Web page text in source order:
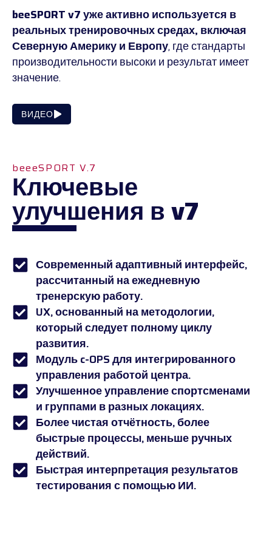
beeSPORT v7 уже активно используется в
реальных тренировочных средах, включая
Северную Америку и Европу, где стандарты
производительности высоки и результат имеет
значение.
ВИДЕО
beeeSPORT V.7
Ключевые
улучшения в v7
Современный адаптивный интерфейс,
рассчитанный на ежедневную
тренерскую работу.
UX, основанный на методологии,
который следует полному циклу
развития.
Модуль c-OPS для интегрированного
управления работой центра.
Улучшенное управление спортсменами
и группами в разных локациях.
Более чистая отчётность, более
быстрые процессы, меньше ручных
действий.
Быстрая интерпретация результатов
тестирования с помощью ИИ.